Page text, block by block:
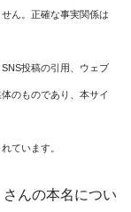
ん。正確な事実関係は
投稿の引用、ウェブ
のものであり、本サイ
ています。
んの本名につい